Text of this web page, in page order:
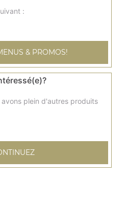
pois
€
:
& PROMOS!
plein d'autres produits